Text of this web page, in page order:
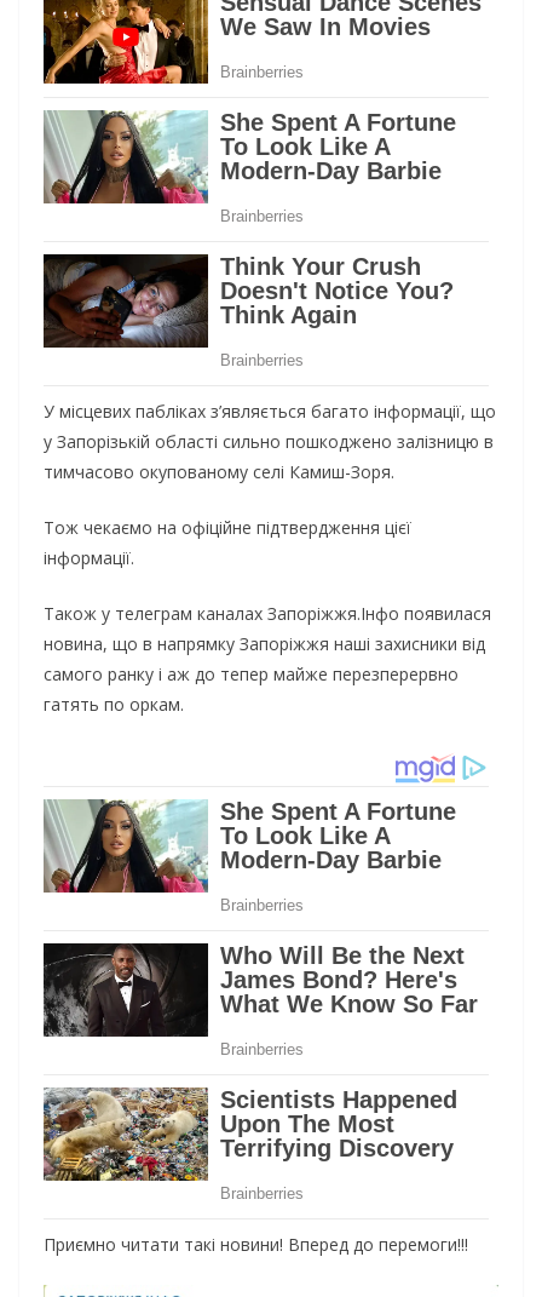
У місцевих пабліках з’являється багато інформації, що
у Запорізькій області сильно пошкоджено залізницю в
тимчасово окупованому селі Камиш-Зоря.
Тож чекаємо на офіційне підтвердження цієї
інформації.
Також у телеграм каналах Запоріжжя.Інфо появилася
новина, що в напрямку Запоріжжя наші захисники від
самого ранку і аж до тепер майже перезперервно
гатять по оркам.
Приємно читати такі новини! Вперед до перемоги!!!